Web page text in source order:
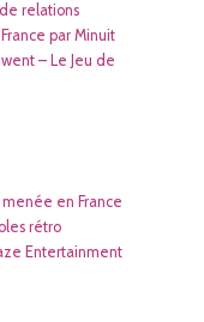
relations
par Minuit
– Le Jeu de
en France
rétro
Entertainment